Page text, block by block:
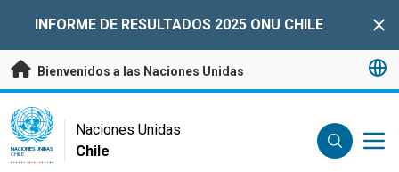
INFORME DE RESULTADOS 2025 ONU CHILE
Bienvenidos a las Naciones Unidas
UN Logo
NACIONES UNIDAS
CHILE
Naciones Unidas
Chile